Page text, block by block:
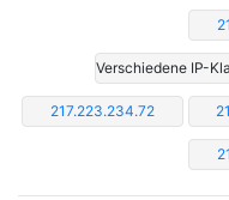
Verschiedene IP-
217.223.234.72